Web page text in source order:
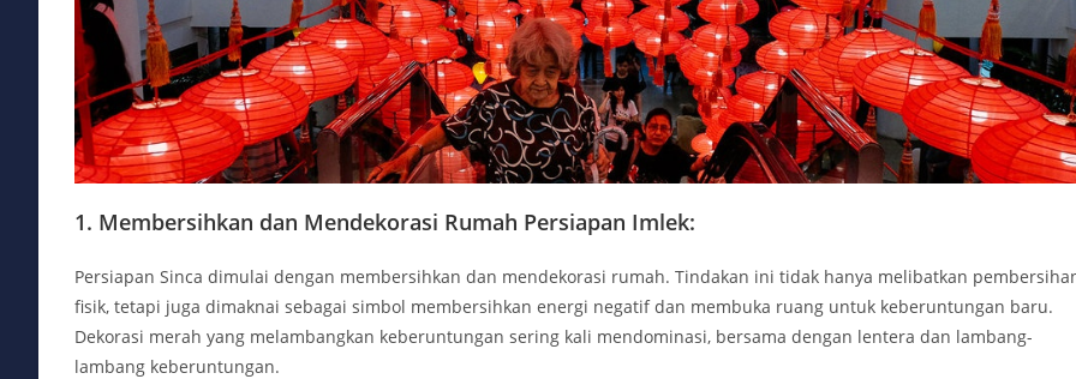
1. Membersihkan dan Mendekorasi Rumah Persiapan Imlek:
Persiapan Sinca dimulai dengan membersihkan dan mendekorasi rumah. Tindakan ini tidak hanya melibatkan
fisik, tetapi juga dimaknai sebagai simbol membersihkan energi negatif dan membuka ruang untuk keberuntungan baru.
Dekorasi merah yang melambangkan keberuntungan sering kali mendominasi, bersama dengan lentera dan lambang-
lambang keberuntungan.